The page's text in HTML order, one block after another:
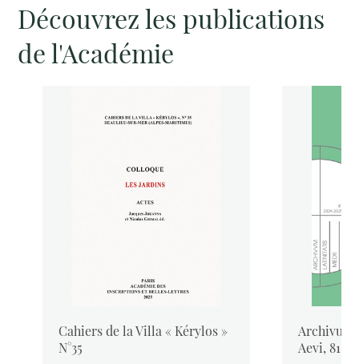
Découvrez les publications
de l'Académie
Cahiers de la Villa « Kérylos »
N°35
Aevi, 81,